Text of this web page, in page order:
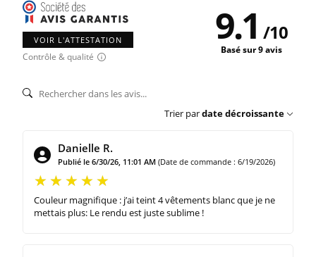
VOIR L'ATTESTATION
Contrôle & qualité
9.1 /10
Basé sur 9 avis
Trier pardate décroissante
Danielle R.
Publié le 6/30/26, 11:01 AM (Date de commande : 6/19/2026)
Couleur magnifique : j’ai teint 4 vêtements blanc que je ne
mettais plus: Le rendu est juste sublime !